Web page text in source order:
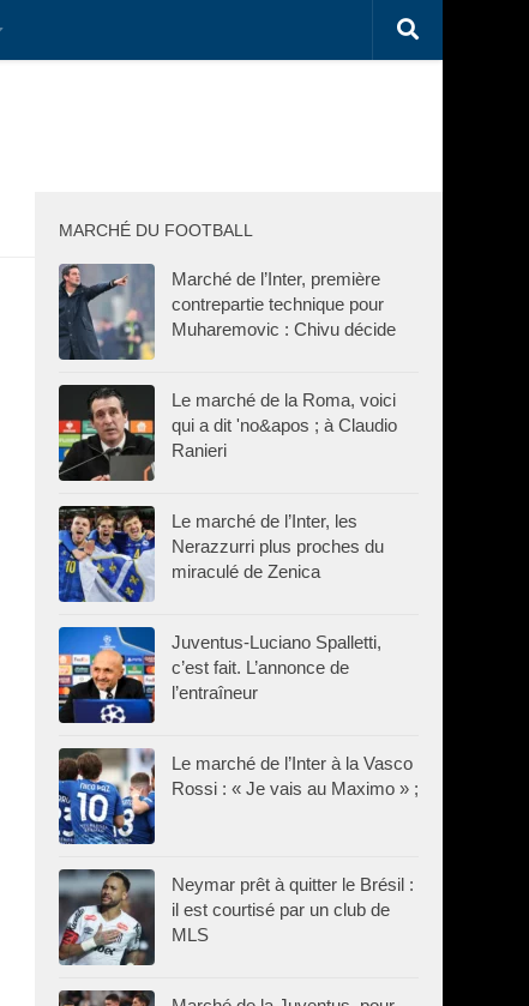
MARCHÉ DU FOOTBALL
Marché de l’Inter, première
contrepartie technique pour
Muharemovic : Chivu décide
Le marché de la Roma, voici
qui a dit 'no&apos ; à Claudio
Ranieri
Le marché de l’Inter, les
Nerazzurri plus proches du
miraculé de Zenica
Juventus-Luciano Spalletti,
c’est fait. L’annonce de
l’entraîneur
Le marché de l’Inter à la Vasco
Rossi : « Je vais au Maximo » ;
Neymar prêt à quitter le Brésil :
il est courtisé par un club de
MLS